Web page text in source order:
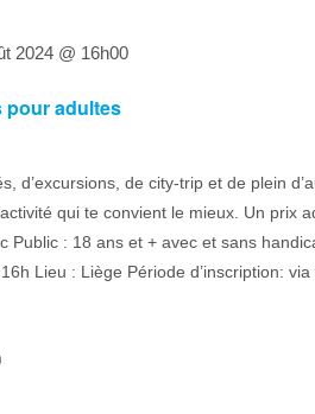
pour adultes
2024 @ 16h00
d’excursions, de city-trip et de plein
qui te convient le mieux. Un prix
Public : 18 ans et + avec et sans
Lieu : Liège Période d’inscription: